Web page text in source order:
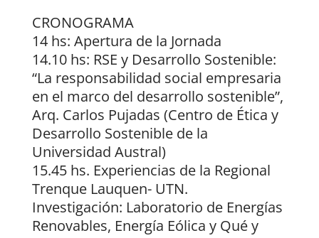
CRONOGRAMA
14 hs: Apertura de la Jornada
14.10 hs: RSE y Desarrollo Sostenible:
“La responsabilidad social empresaria
en el marco del desarrollo sostenible”,
Arq. Carlos Pujadas (Centro de Ética y
Desarrollo Sostenible de la
Universidad Austral)
15.45 hs. Experiencias de la Regional
Trenque Lauquen- UTN.
Investigación: Laboratorio de Energías
Renovables, Energía Eólica y Qué y